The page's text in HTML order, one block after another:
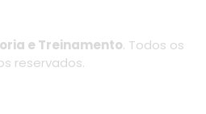
e Treinamento. Todos os
reservados.